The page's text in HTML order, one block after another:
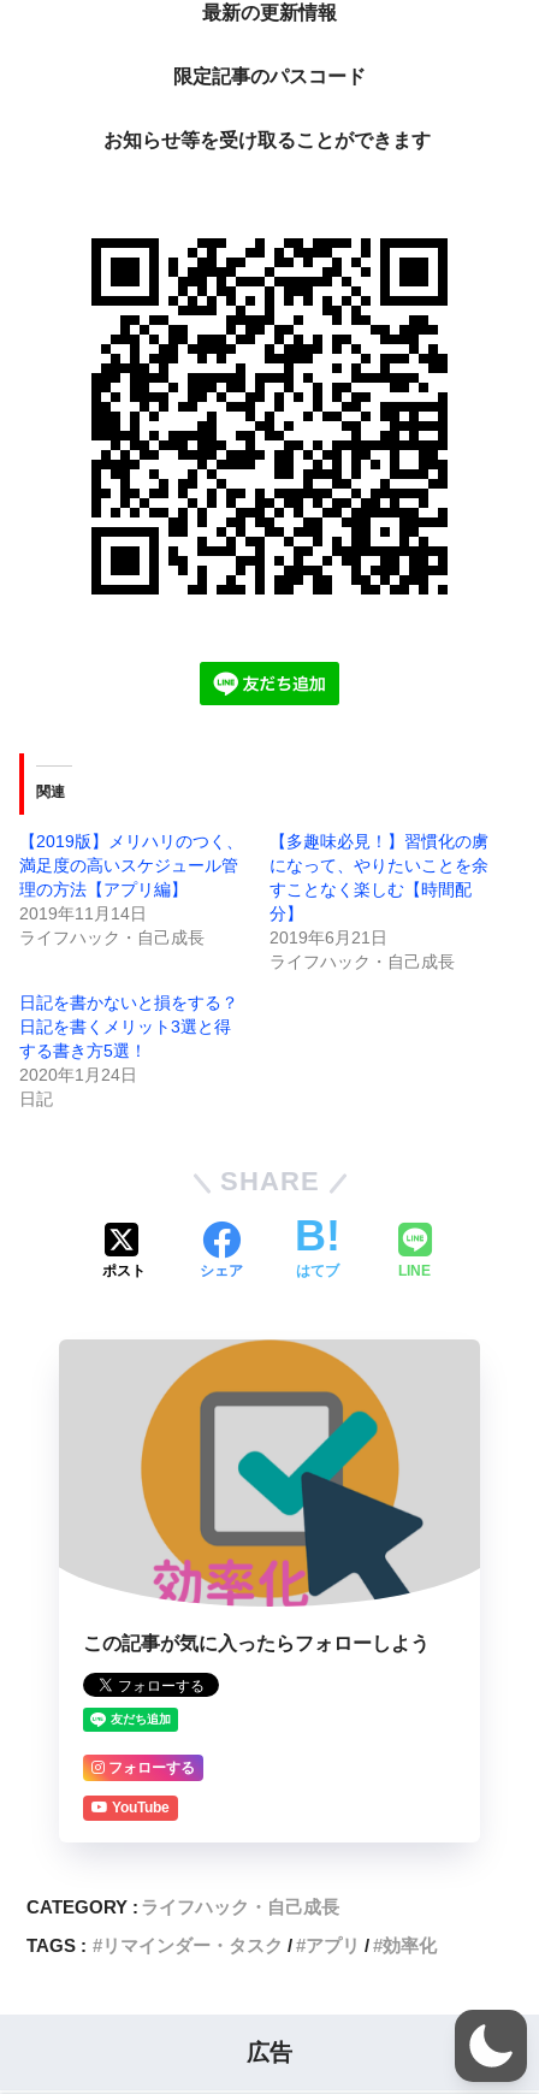
最新の更新情報
限定記事のパスコード
お知らせ等を受け取ることができます
関連
【2019版】メリハリのつく、
満足度の高いスケジュール管
理の方法【アプリ編】
2019年11月14日
ライフハック・自己成長
【多趣味必見！】習慣化の虜
になって、やりたいことを余
すことなく楽しむ【時間配
分】
2019年6月21日
ライフハック・自己成長
日記を書かないと損をする？
日記を書くメリット3選と得
する書き方5選！
2020年1月24日
日記
SHARE
ポスト シェア はてブ LINE
この記事が気に入ったらフォローしよう
フォローする
YouTube
CATEGORY : ライフハック・自己成長
TAGS :
リマインダー・タスク アプリ 効率化
広告